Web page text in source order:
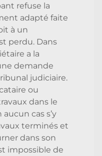
refuse la
adapté faite
à un
perdu. Dans
a la
demande
judiciaire.
ou
dans le
cas s’y
terminés et
dans son
impossible de